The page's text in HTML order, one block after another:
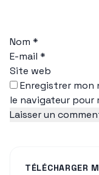
Nom *
E-mail *
Site web
Enregistrer mon
le navigateur pour
TÉLÉCHARGER